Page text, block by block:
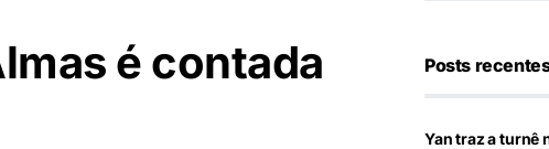
é contada
Posts
Yan traz a turnê